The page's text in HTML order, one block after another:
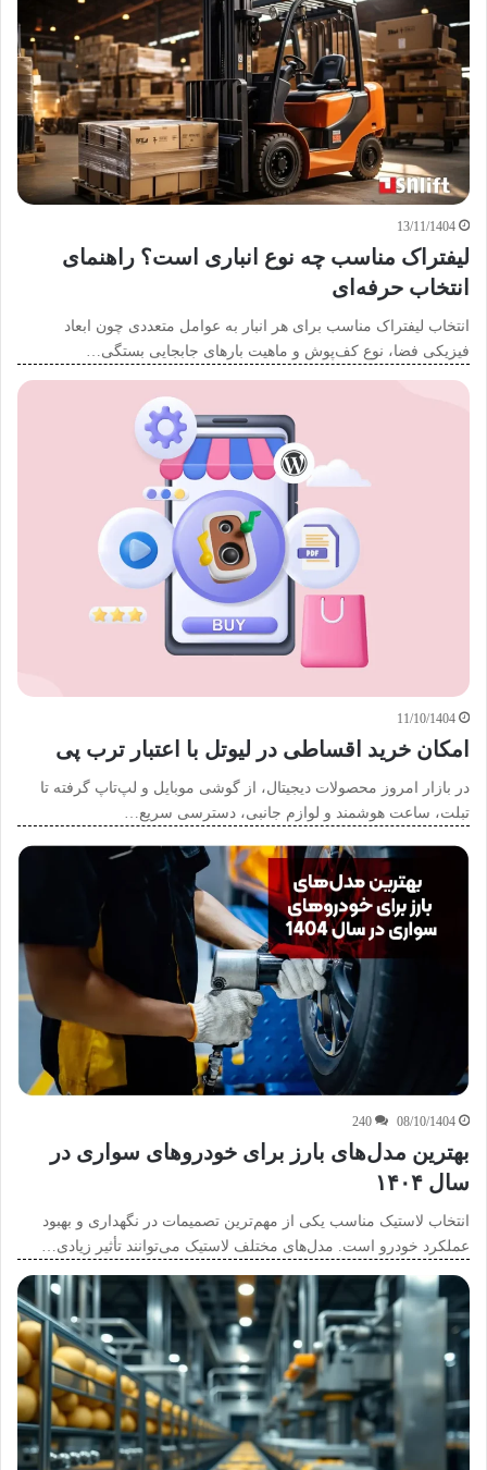
13/11/1404
لیفتراک مناسب چه نوع انباری است؟ راهنمای
انتخاب حرفه‌ای
انتخاب لیفتراک مناسب برای هر انبار به عوامل متعددی چون ابعاد
فیزیکی فضا، نوع کف‌پوش و ماهیت بارهای جابجایی بستگی…
11/10/1404
امکان خرید اقساطی در لیوتل با اعتبار ترب پی
در بازار امروز محصولات دیجیتال، از گوشی موبایل و لپ‌تاپ گرفته تا
تبلت، ساعت هوشمند و لوازم جانبی، دسترسی سریع…
08/10/1404
240
بهترین مدل‌های بارز برای خودروهای سواری در
سال ۱۴۰۴
انتخاب لاستیک مناسب یکی از مهم‌ترین تصمیمات در نگهداری و بهبود
عملکرد خودرو است. مدل‌های مختلف لاستیک می‌توانند تأثیر زیادی…